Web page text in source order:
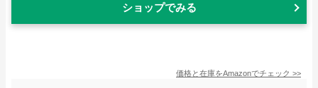
ショップでみる
価格と在庫をAmazonでチェック >>